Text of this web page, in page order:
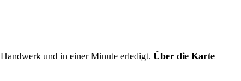
und in einer Minute erledigt. Über die Karte